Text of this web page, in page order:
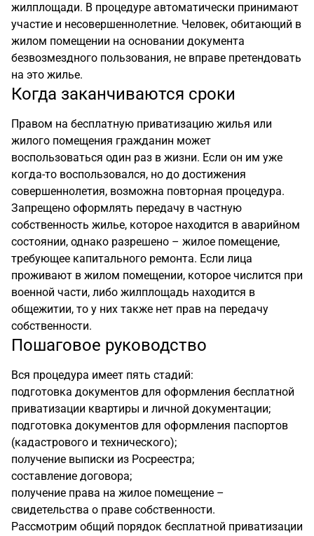
жилплощади. В процедуре автоматически принимают
участие и несовершеннолетние. Человек, обитающий в
жилом помещении на основании документа
безвозмездного пользования, не вправе претендовать
на это жилье.
Когда заканчиваются сроки
Правом на бесплатную приватизацию жилья или
жилого помещения гражданин может
воспользоваться один раз в жизни. Если он им уже
когда-то воспользовался, но до достижения
совершеннолетия, возможна повторная процедура.
Запрещено оформлять передачу в частную
собственность жилье, которое находится в аварийном
состоянии, однако разрешено – жилое помещение,
требующее капитального ремонта. Если лица
проживают в жилом помещении, которое числится при
военной части, либо жилплощадь находится в
общежитии, то у них также нет прав на передачу
собственности.
Пошаговое руководство
Вся процедура имеет пять стадий:
подготовка документов для оформления бесплатной
приватизации квартиры и личной документации;
подготовка документов для оформления паспортов
(кадастрового и технического);
получение выписки из Росреестра;
составление договора;
получение права на жилое помещение –
свидетельства о праве собственности.
Рассмотрим общий порядок бесплатной приватизации